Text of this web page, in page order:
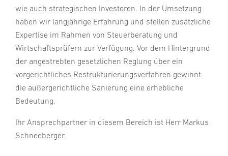
wie auch strategischen Investoren. In der Umsetzung
haben wir langjährige Erfahrung und stellen zusätzliche
Expertise im Rahmen von Steuerberatung und
Wirtschaftsprüfern zur Verfügung. Vor dem Hintergrund
der angestrebten gesetzlichen Reglung über ein
vorgerichtliches Restrukturierungsverfahren gewinnt
die außergerichtliche Sanierung eine erhebliche
Bedeutung.
Ihr Ansprechpartner in diesem Bereich ist Herr Markus
Schneeberger.